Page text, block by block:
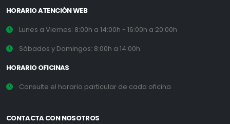
HORARIO ATENCIÓN WEB
Lunes a Viernes: 8:00h a 14:00h - 16:00h a 20:00h
Sábados y Domingos: 8:00h a 14:00h
HORARIO OFICINAS
Consulte el horario particular de cada oficina
CONTACTA CON NOSOTROS